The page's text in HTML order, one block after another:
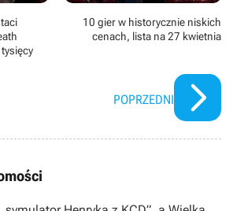
10 gier w historycznie niskich
cenach, lista na 27 kwietnia
POPRZEDNI